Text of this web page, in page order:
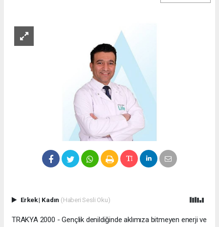
Erkek| Kadın (Haberi Sesli Oku)
TRAKYA 2000 - Gençlik denildiğinde aklımıza bitmeyen enerji ve